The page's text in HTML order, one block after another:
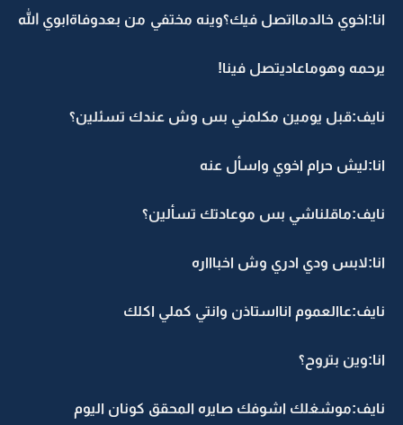
انا:اخوي خالدمااتصل فيك؟وينه مختفي من بعدوفاةابوي الله
يرحمه وهوماعاديتصل فينا!
نايف:قبل يومين مكلمني بس وش عندك تسئلين؟
انا:ليش حرام اخوي واسأل عنه
نايف:ماقلناشي بس موعادتك تسألين؟
انا:لابس ودي ادري وش اخباااره
نايف:عاالعموم انااستاذن وانتي كملي اكلك
انا:وين بتروح؟
نايف:موشغلك اشوفك صايره المحقق كونان اليوم